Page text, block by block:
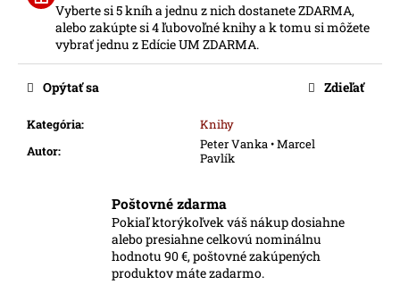
Vyberte si 5 kníh a jednu z nich dostanete ZDARMA,
alebo zakúpte si 4 ľubovoľné knihy a k tomu si môžete
vybrať jednu z Edície UM ZDARMA.
Kategória:
Knihy
Autor:
Peter Vanka • Marcel
Pavlík
Opýtať sa Zdieľať
Poštovné zdarma
Pokiaľ ktorýkoľvek váš nákup dosiahne
alebo presiahne celkovú nominálnu
hodnotu 90 €, poštovné zakúpených
produktov máte zadarmo.